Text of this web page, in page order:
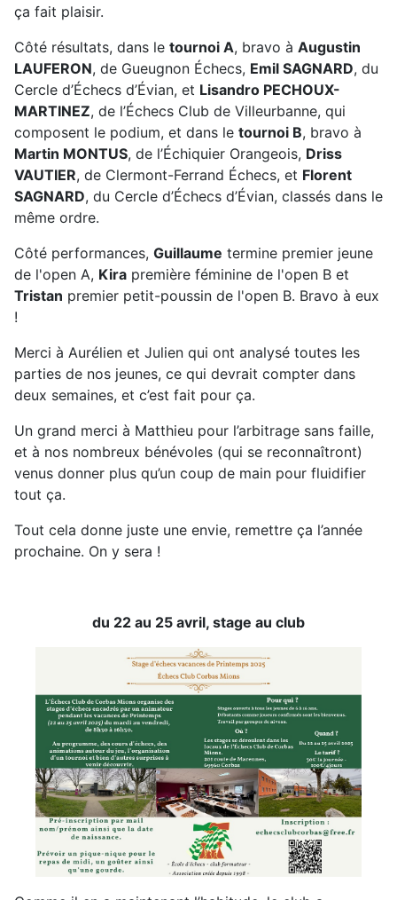
ça fait plaisir.
Côté résultats, dans le tournoi A, bravo à Augustin
LAUFERON, de Gueugnon Échecs, Emil SAGNARD, du
Cercle d’Échecs d’Évian, et Lisandro PECHOUX-
MARTINEZ, de l’Échecs Club de Villeurbanne, qui
composent le podium, et dans le tournoi B, bravo à
Martin MONTUS, de l’Échiquier Orangeois, Driss
VAUTIER, de Clermont-Ferrand Échecs, et Florent
SAGNARD, du Cercle d’Échecs d’Évian, classés dans le
même ordre.
Côté performances, Guillaume termine premier jeune
de l'open A, Kira première féminine de l'open B et
Tristan premier petit-poussin de l'open B. Bravo à eux
!
Merci à Aurélien et Julien qui ont analysé toutes les
parties de nos jeunes, ce qui devrait compter dans
deux semaines, et c’est fait pour ça.
Un grand merci à Matthieu pour l’arbitrage sans faille,
et à nos nombreux bénévoles (qui se reconnaîtront)
venus donner plus qu’un coup de main pour fluidifier
tout ça.
Tout cela donne juste une envie, remettre ça l’année
prochaine. On y sera !
du 22 au 25 avril, stage au club